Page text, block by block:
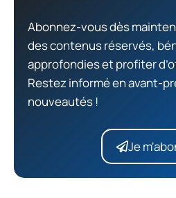
Abonnez-vous dès
des contenus réservés,
approfondies et profiter
Restez informé en avant-
nouveautés !
Je